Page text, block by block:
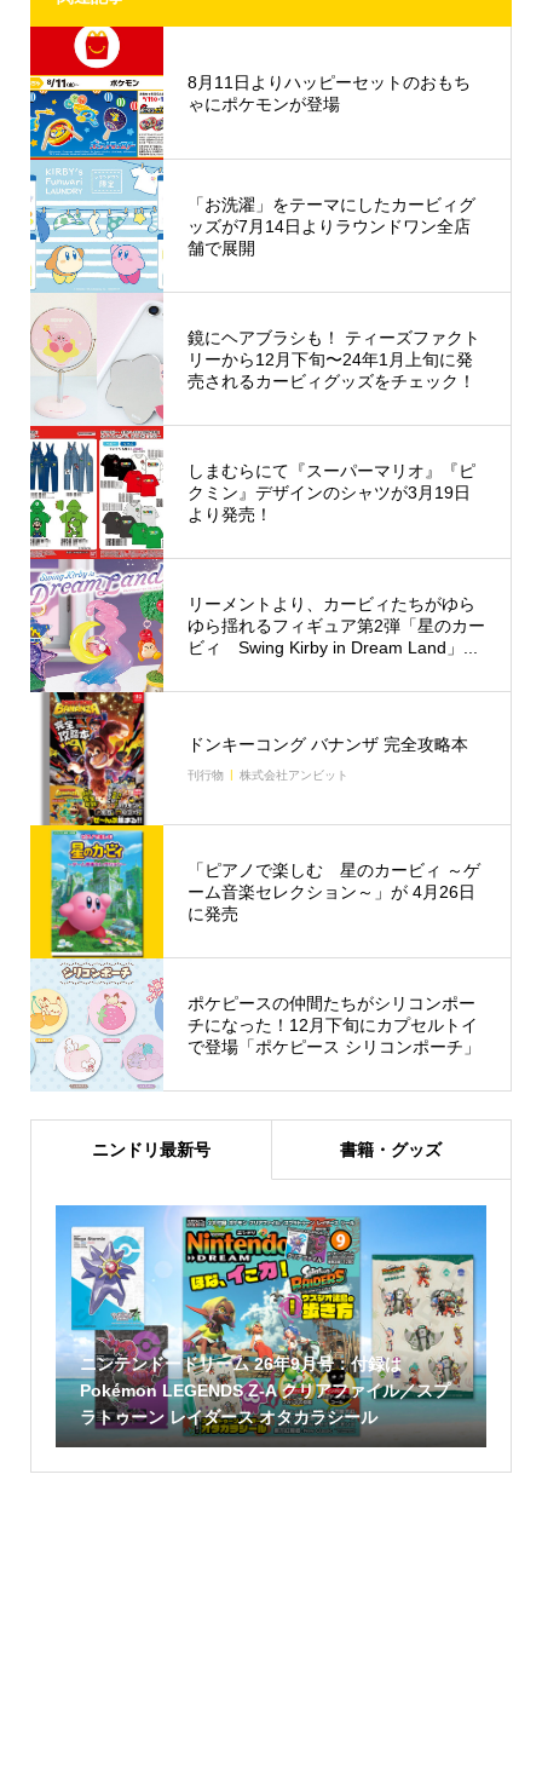
8月11日よりハッピーセットのおもち
ゃにポケモンが登場
「お洗濯」をテーマにしたカービィグ
ッズが7月14日よりラウンドワン全店
舗で展開
鏡にヘアブラシも！ ティーズファクト
リーから12月下旬〜24年1月上旬に発
売されるカービィグッズをチェック！
しまむらにて『スーパーマリオ』『ピ
クミン』デザインのシャツが3月19日
より発売！
リーメントより、カービィたちがゆら
ゆら揺れるフィギュア第2弾「星のカー
ビィ Swing Kirby in Dream Land」...
ドンキーコング バナンザ 完全攻略本
刊行物 株式会社アンビット
「ピアノで楽しむ 星のカービィ ～ゲ
ーム音楽セレクション～」が 4月26日
に発売
ポケピースの仲間たちがシリコンポー
チになった！12月下旬にカプセルトイ
で登場「ポケピース シリコンポーチ」
ニンドリ最新号 書籍・グッズ
ニンテンドードリーム 26年9月号：付録は
Pokémon LEGENDS Z-A クリアファイル／スプ
ラトゥーン レイダース オタカラシール